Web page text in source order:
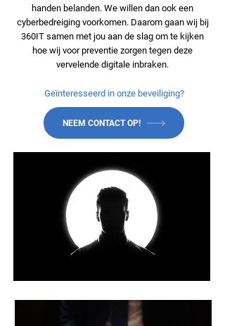
handen belanden. We willen dan ook een
cyberbedreiging voorkomen. Daarom gaan wij bij
360IT samen met jou aan de slag om te kijken
hoe wij voor preventie zorgen tegen deze
vervelende digitale inbraken.
Geïnteresseerd in onze beveiliging?
NEEM CONTACT OP!